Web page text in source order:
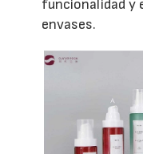
funcionalidad y
envases.